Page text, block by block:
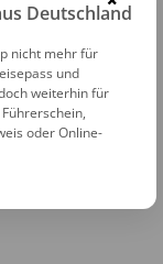
Deutschland
nicht mehr für
und
weiterhin für
oder Online-